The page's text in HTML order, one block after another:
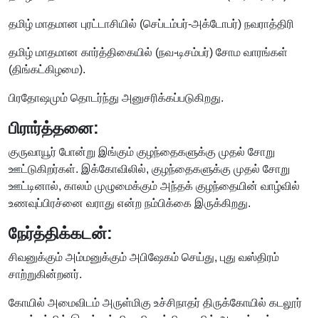
தமிழ் மாதமான புரட்டாசியில் (செப்டம்பர்-அக்டோபர்) நவராத்திரி
தமிழ் மாதமான கார்த்திகையில் (நவ-டிசம்பர்) சோம வாரங்கள்
(திங்கட்கிழமை).
பிரதோஷமும் தொடர்ந்து அனுசரிக்கப்படுகிறது.
பிரார்த்தனை:
குருவாயூர் போன்று இங்கும் குழந்தைகளுக்கு முதல் சோறு
ஊட்டுகிறர்கள். இக்கோவிலில், குழந்தைகளுக்கு முதல் சோறு
ஊட்டினால், காலம் முழுமைக்கும் அந்தக் குழந்தையின் வாழ்வில்
உணவுப்பிரச்னை வராது என்ற நம்பிக்கை இருக்கிறது.
நேர்த்திக்கடன்:
சிவனுக்கும் அம்மனுக்கும் அபிஷேகம் செய்து, புது வஸ்திரம்
சாற்றுகின்றனர்.
கோயில் அமைவிடம் அருள்மிகு உச்சிநாதர் திருக்கோயில் கடலூர்